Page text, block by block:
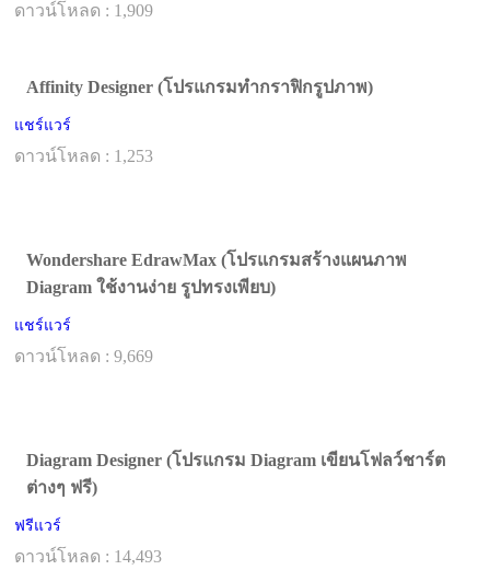
ดาวน์โหลด : 1,909
Affinity Designer (โปรแกรมทำกราฟิกรูปภาพ)
แชร์แวร์
ดาวน์โหลด : 1,253
Wondershare EdrawMax (โปรแกรมสร้างแผนภาพ
Diagram ใช้งานง่าย รูปทรงเพียบ)
แชร์แวร์
ดาวน์โหลด : 9,669
Diagram Designer (โปรแกรม Diagram เขียนโฟลว์ชาร์ต
ต่างๆ ฟรี)
ฟรีแวร์
ดาวน์โหลด : 14,493